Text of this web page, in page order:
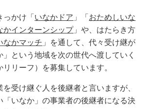
かけ「 いなかドア 」「 おためしいな
かインターンシップ」や、はたらき方
なかマッチ 」を通して、代々受け継が
」という地域を次の世代へ渡していく
リリーフ）を募集しています。
受け継ぐ人を後継者と言いますが、
「いなか」の事業者の後継者になる決